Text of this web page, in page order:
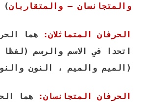
والمتجانسان – والمتقاربان)
الحرفان المتماثلان: هما
اتحدا في الاسم والرسم
(الميم والميم ، النون
الحرفان المتجانسان: هما